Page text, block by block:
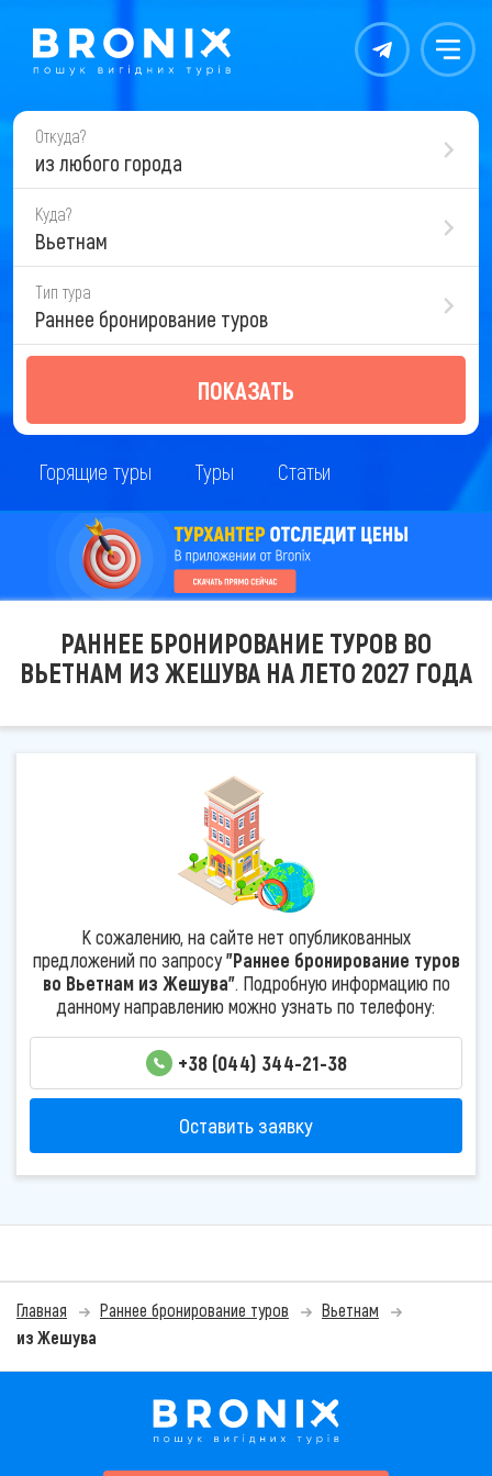
Контакты Меню
Откуда?
из любого города
Куда?
Вьетнам
Тип тура
Раннее бронирование туров
ПОКАЗАТЬ
Горящие туры Туры Статьи
РАННЕЕ БРОНИРОВАНИЕ ТУРОВ ВО
ВЬЕТНАМ ИЗ ЖЕШУВА НА ЛЕТО 2027 ГОДА
К сожалению, на сайте нет опубликованных
предложений по запросу"Раннее бронирование туров
во Вьетнам из Жешува". Подробную информацию по
данному направлению можно узнать по телефону:
+38 (044) 344-21-38
Оставить заявку
Главная Раннее бронирование туров
Вьетнам
из Жешува